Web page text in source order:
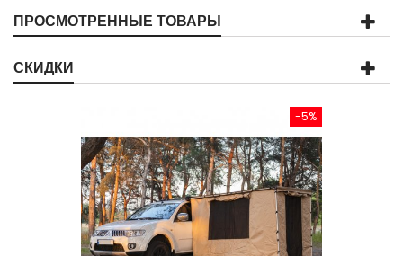
ПРОСМОТРЕННЫЕ ТОВАРЫ
СКИДКИ
-5%